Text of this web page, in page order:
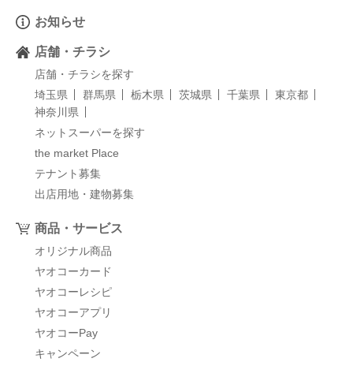
お知らせ
店舗・チラシ
店舗・チラシを探す
埼玉県
群馬県 栃木県 茨城県 千葉県
東京都
神奈川県
ネットスーパーを探す
the market Place
テナント募集
出店用地・建物募集
商品・サービス
オリジナル商品
ヤオコーカード
ヤオコーレシピ
ヤオコーアプリ
ヤオコーPay
キャンペーン